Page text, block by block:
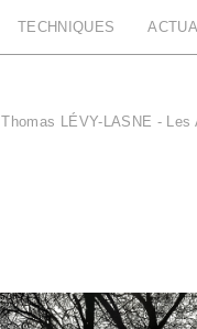
TECHNIQUES
Thomas LÉVY-LASNE -